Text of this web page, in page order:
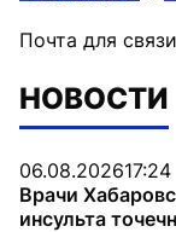
Почта для
НОВОСТИ
06.08.202617:24
Врачи
инсульта